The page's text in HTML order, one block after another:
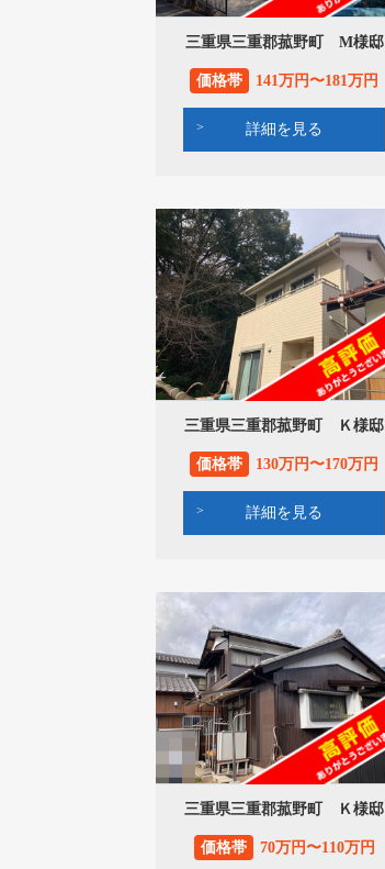
三重県三重郡菰野町 M様邸
価格帯 141万円〜181万円
詳細を見る
三重県三重郡菰野町 Ｋ様邸
価格帯 130万円〜170万円
詳細を見る
三重県三重郡菰野町 Ｋ様邸
価格帯 70万円〜110万円